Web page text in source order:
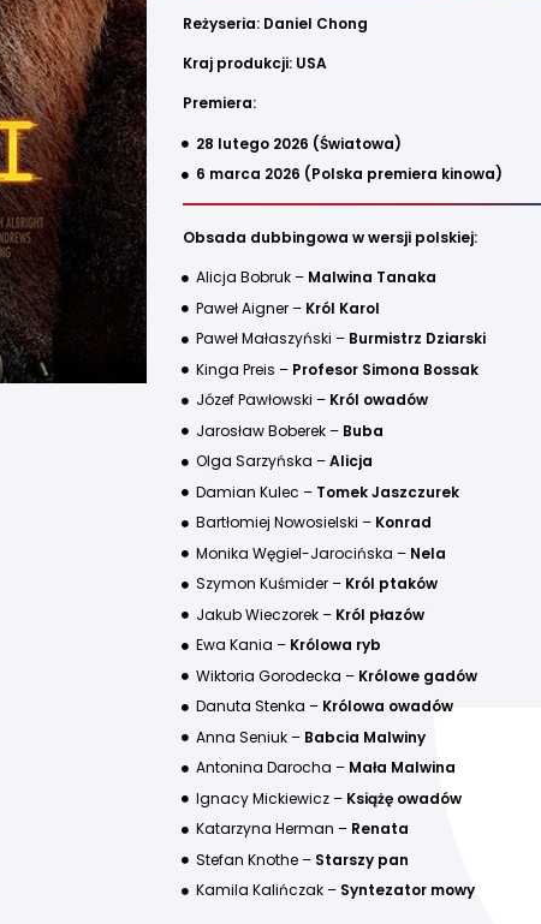
Reżyseria: Daniel Chong
Kraj produkcji: USA
Premiera:
28 lutego 2026 (Światowa)
6 marca 2026 (Polska premiera kinowa)
Obsada dubbingowa w wersji polskiej:
Alicja Bobruk – Malwina Tanaka
Paweł Aigner – Król Karol
Paweł Małaszyński – Burmistrz Dziarski
Kinga Preis – Profesor Simona Bossak
Józef Pawłowski – Król owadów
Jarosław Boberek – Buba
Olga Sarzyńska –Alicja
Damian Kulec – Tomek Jaszczurek
Bartłomiej Nowosielski – Konrad
Monika Węgiel-Jarocińska – Nela
Szymon Kuśmider – Król ptaków
Jakub Wieczorek – Król płazów
Ewa Kania – Królowa ryb
Wiktoria Gorodecka – Królowe gadów
Danuta Stenka – Królowa owadów
Anna Seniuk – Babcia Malwiny
Antonina Darocha – Mała Malwina
Ignacy Mickiewicz – Książę owadów
Katarzyna Herman – Renata
Stefan Knothe – Starszy pan
Kamila Kalińczak – Syntezator mowy